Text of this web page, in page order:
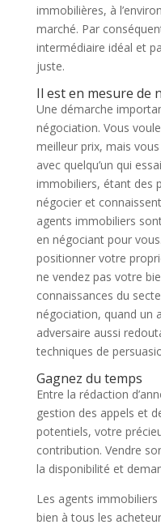
immobilières, à
marché. Par
intermédiaire idéal et
juste.
Il est en mesure de
Une démarche
négociation. Vous
meilleur prix, mais
avec quelqu’un qui
immobiliers, étant des
négocier et
agents immobiliers
en négociant pour
positionner votre
ne vendez pas votre
connaissances du
négociation, quand un
adversaire aussi
techniques de
Gagnez du temps
Entre la rédaction
gestion des appels et
potentiels, votre
contribution. Vendre
la disponibilité et
Les agents
bien à tous les